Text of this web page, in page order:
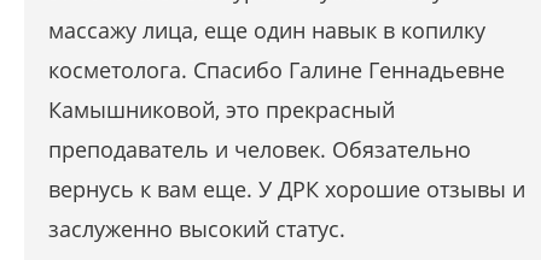
массажу лица, еще один навык в копилку
косметолога. Спасибо Галине Геннадьевне
Камышниковой, это прекрасный
преподаватель и человек. Обязательно
вернусь к вам еще. У ДРК хорошие отзывы и
заслуженно высокий статус.